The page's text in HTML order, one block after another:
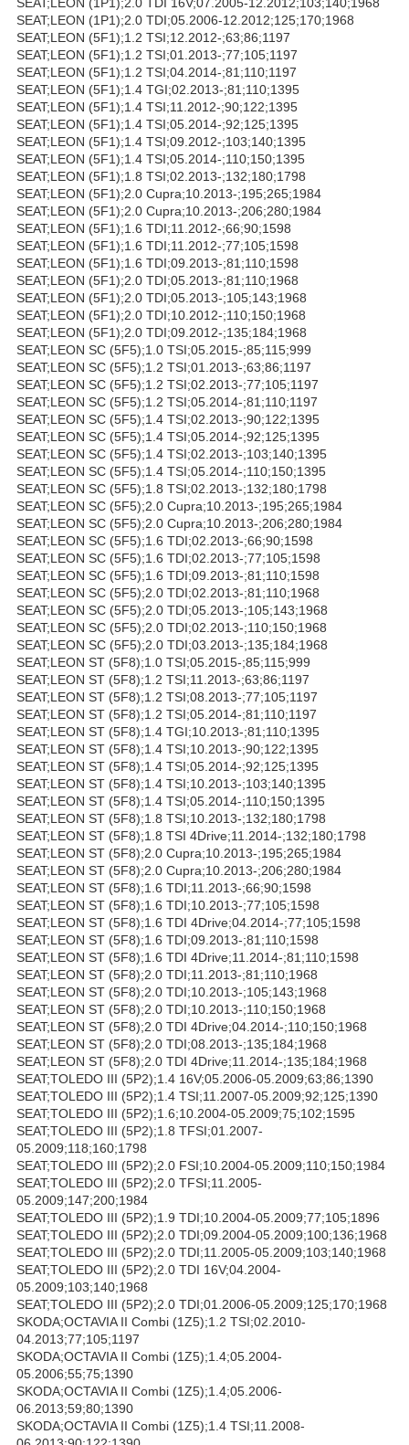
SEAT;LEON (1P1);2.0 TDI;05.2006-12.2012;125;170;1968
SEAT;LEON (5F1);1.2 TSI;12.2012-;63;86;1197
SEAT;LEON (5F1);1.2 TSI;01.2013-;77;105;1197
SEAT;LEON (5F1);1.2 TSI;04.2014-;81;110;1197
SEAT;LEON (5F1);1.4 TGI;02.2013-;81;110;1395
SEAT;LEON (5F1);1.4 TSI;11.2012-;90;122;1395
SEAT;LEON (5F1);1.4 TSI;05.2014-;92;125;1395
SEAT;LEON (5F1);1.4 TSI;09.2012-;103;140;1395
SEAT;LEON (5F1);1.4 TSI;05.2014-;110;150;1395
SEAT;LEON (5F1);1.8 TSI;02.2013-;132;180;1798
SEAT;LEON (5F1);2.0 Cupra;10.2013-;195;265;1984
SEAT;LEON (5F1);2.0 Cupra;10.2013-;206;280;1984
SEAT;LEON (5F1);1.6 TDI;11.2012-;66;90;1598
SEAT;LEON (5F1);1.6 TDI;11.2012-;77;105;1598
SEAT;LEON (5F1);1.6 TDI;09.2013-;81;110;1598
SEAT;LEON (5F1);2.0 TDI;05.2013-;81;110;1968
SEAT;LEON (5F1);2.0 TDI;05.2013-;105;143;1968
SEAT;LEON (5F1);2.0 TDI;10.2012-;110;150;1968
SEAT;LEON (5F1);2.0 TDI;09.2012-;135;184;1968
SEAT;LEON SC (5F5);1.0 TSI;05.2015-;85;115;999
SEAT;LEON SC (5F5);1.2 TSI;01.2013-;63;86;1197
SEAT;LEON SC (5F5);1.2 TSI;02.2013-;77;105;1197
SEAT;LEON SC (5F5);1.2 TSI;05.2014-;81;110;1197
SEAT;LEON SC (5F5);1.4 TSI;02.2013-;90;122;1395
SEAT;LEON SC (5F5);1.4 TSI;05.2014-;92;125;1395
SEAT;LEON SC (5F5);1.4 TSI;02.2013-;103;140;1395
SEAT;LEON SC (5F5);1.4 TSI;05.2014-;110;150;1395
SEAT;LEON SC (5F5);1.8 TSI;02.2013-;132;180;1798
SEAT;LEON SC (5F5);2.0 Cupra;10.2013-;195;265;1984
SEAT;LEON SC (5F5);2.0 Cupra;10.2013-;206;280;1984
SEAT;LEON SC (5F5);1.6 TDI;02.2013-;66;90;1598
SEAT;LEON SC (5F5);1.6 TDI;02.2013-;77;105;1598
SEAT;LEON SC (5F5);1.6 TDI;09.2013-;81;110;1598
SEAT;LEON SC (5F5);2.0 TDI;02.2013-;81;110;1968
SEAT;LEON SC (5F5);2.0 TDI;05.2013-;105;143;1968
SEAT;LEON SC (5F5);2.0 TDI;02.2013-;110;150;1968
SEAT;LEON SC (5F5);2.0 TDI;03.2013-;135;184;1968
SEAT;LEON ST (5F8);1.0 TSI;05.2015-;85;115;999
SEAT;LEON ST (5F8);1.2 TSI;11.2013-;63;86;1197
SEAT;LEON ST (5F8);1.2 TSI;08.2013-;77;105;1197
SEAT;LEON ST (5F8);1.2 TSI;05.2014-;81;110;1197
SEAT;LEON ST (5F8);1.4 TGI;10.2013-;81;110;1395
SEAT;LEON ST (5F8);1.4 TSI;10.2013-;90;122;1395
SEAT;LEON ST (5F8);1.4 TSI;05.2014-;92;125;1395
SEAT;LEON ST (5F8);1.4 TSI;10.2013-;103;140;1395
SEAT;LEON ST (5F8);1.4 TSI;05.2014-;110;150;1395
SEAT;LEON ST (5F8);1.8 TSI;10.2013-;132;180;1798
SEAT;LEON ST (5F8);1.8 TSI 4Drive;11.2014-;132;180;1798
SEAT;LEON ST (5F8);2.0 Cupra;10.2013-;195;265;1984
SEAT;LEON ST (5F8);2.0 Cupra;10.2013-;206;280;1984
SEAT;LEON ST (5F8);1.6 TDI;11.2013-;66;90;1598
SEAT;LEON ST (5F8);1.6 TDI;10.2013-;77;105;1598
SEAT;LEON ST (5F8);1.6 TDI 4Drive;04.2014-;77;105;1598
SEAT;LEON ST (5F8);1.6 TDI;09.2013-;81;110;1598
SEAT;LEON ST (5F8);1.6 TDI 4Drive;11.2014-;81;110;1598
SEAT;LEON ST (5F8);2.0 TDI;11.2013-;81;110;1968
SEAT;LEON ST (5F8);2.0 TDI;10.2013-;105;143;1968
SEAT;LEON ST (5F8);2.0 TDI;10.2013-;110;150;1968
SEAT;LEON ST (5F8);2.0 TDI 4Drive;04.2014-;110;150;1968
SEAT;LEON ST (5F8);2.0 TDI;08.2013-;135;184;1968
SEAT;LEON ST (5F8);2.0 TDI 4Drive;11.2014-;135;184;1968
SEAT;TOLEDO III (5P2);1.4 16V;05.2006-05.2009;63;86;1390
SEAT;TOLEDO III (5P2);1.4 TSI;11.2007-05.2009;92;125;1390
SEAT;TOLEDO III (5P2);1.6;10.2004-05.2009;75;102;1595
SEAT;TOLEDO III (5P2);1.8 TFSI;01.2007-
05.2009;118;160;1798
SEAT;TOLEDO III (5P2);2.0 FSI;10.2004-05.2009;110;150;1984
SEAT;TOLEDO III (5P2);2.0 TFSI;11.2005-
05.2009;147;200;1984
SEAT;TOLEDO III (5P2);1.9 TDI;10.2004-05.2009;77;105;1896
SEAT;TOLEDO III (5P2);2.0 TDI;09.2004-05.2009;100;136;1968
SEAT;TOLEDO III (5P2);2.0 TDI;11.2005-05.2009;103;140;1968
SEAT;TOLEDO III (5P2);2.0 TDI 16V;04.2004-
05.2009;103;140;1968
SEAT;TOLEDO III (5P2);2.0 TDI;01.2006-05.2009;125;170;1968
SKODA;OCTAVIA II Combi (1Z5);1.2 TSI;02.2010-
04.2013;77;105;1197
SKODA;OCTAVIA II Combi (1Z5);1.4;05.2004-
05.2006;55;75;1390
SKODA;OCTAVIA II Combi (1Z5);1.4;05.2006-
06.2013;59;80;1390
SKODA;OCTAVIA II Combi (1Z5);1.4 TSI;11.2008-